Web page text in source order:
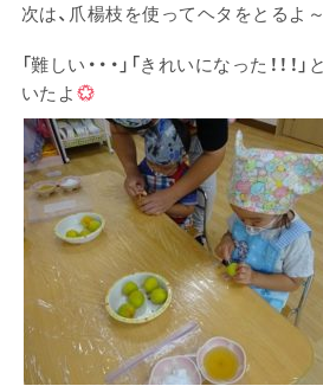
次は、爪楊枝を使ってヘタをとるよ～
「難しい・・・」「きれいになった！！
いたよ